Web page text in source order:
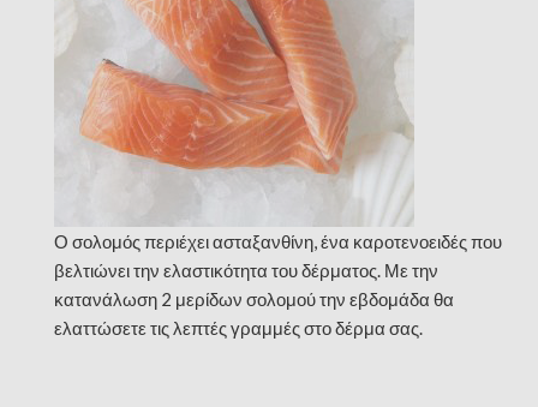
Ο σολομός περιέχει ασταξανθίνη, ένα καροτενοειδές που
βελτιώνει την ελαστικότητα του δέρματος. Με την
κατανάλωση 2 μερίδων σολομού την εβδομάδα θα
ελαττώσετε τις λεπτές γραμμές στο δέρμα σας.